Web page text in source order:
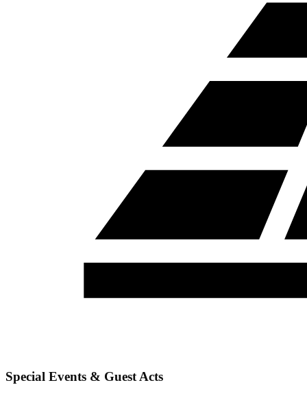
Special Events & Guest Acts